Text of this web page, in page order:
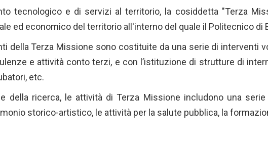
tecnologico e di servizi al territorio, la cosiddetta "Terza
ed economico del territorio all'interno del quale il Politecnico di
della Terza Missione sono costituite da una serie di interventi
e attività conto terzi, e con l’istituzione di strutture di
etc.
della ricerca, le attività di Terza Missione includono una
storico-artistico, le attività per la salute pubblica, la